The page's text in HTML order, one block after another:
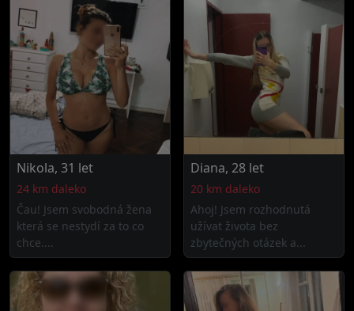
Nikola, 31 let
24 km daleko
Čau! Jsem svobodná žena
která se nestydí za to co
chce....
Diana, 28 let
20 km daleko
Ahoj! Jsem rozhodnutá
užívat života bez
zbytečných otázek a...